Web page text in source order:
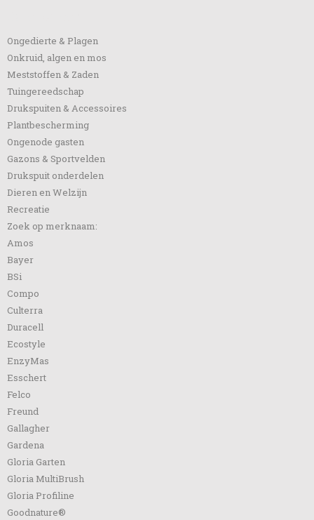
Ongedierte & Plagen
Onkruid, algen en mos
Meststoffen & Zaden
Tuingereedschap
Drukspuiten & Accessoires
Plantbescherming
Ongenode gasten
Gazons & Sportvelden
Drukspuit onderdelen
Dieren en Welzijn
Recreatie
Zoek op merknaam:
Amos
Bayer
BSi
Compo
Culterra
Duracell
Ecostyle
EnzyMas
Esschert
Felco
Freund
Gallagher
Gardena
Gloria Garten
Gloria MultiBrush
Gloria Profiline
Goodnature®